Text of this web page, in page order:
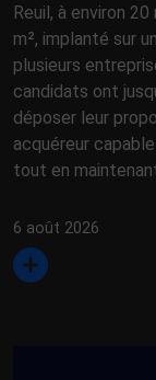
Reuil, à environ
m², implanté sur
plusieurs
candidats ont
déposer leur
acquéreur
tout en
6 août 2026